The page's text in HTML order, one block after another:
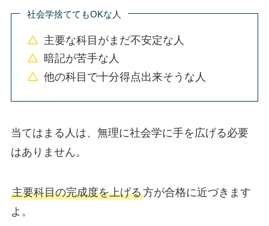
社会学捨ててもOKな人
主要な科目がまだ不安定な人
暗記が苦手な人
他の科目で十分得点出来そうな人
当てはまる人は、無理に社会学に手を広げる必要
はありません。
主要科目の完成度を上げる方が合格に近づきます
よ。